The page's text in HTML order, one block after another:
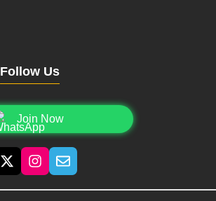
Follow Us
Join Now